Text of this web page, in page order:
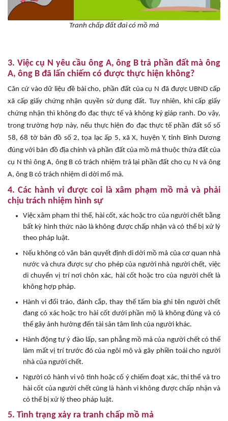
Tranh chấp đất đai có mồ mả
3. Việc cụ N yêu cầu ông A, ông B trả phần đất mà ông
A, ông B đã lấn chiếm có được thực hiện không?
Căn cứ vào dữ liệu đề bài cho, phần đất của cụ N đã được UBND cấp
xã cấp giấy chứng nhận quyền sử dụng đất. Tuy nhiên, khi cấp giấy
chứng nhận thì không đo đạc thực tế và không ký giáp ranh. Do vậy,
trong trường hợp này, nếu thực hiện đo đạc thực tế phần đất số số
58, 68 tờ bản đồ số 2, tọa lạc ấp 5, xã X, huyện Y, tỉnh Bình Dương
đúng với bản đồ địa chính và phần đất của mồ mả thuộc thửa đất của
cụ N thì ông A, ông B có trách nhiệm trả lại phần đất cho cụ N và ông
A, ông B có trách nhiệm di dời mổ mả.
4. Các hành vi được coi là xâm phạm mồ mả và phải
chịu trách nhiệm hình sự
Việc xâm phạm thi thể, hài cốt, xác hoặc tro của người chết bằng
bất kỳ hình thức nào là không được chấp nhận và có thể bị xử lý
theo pháp luật.
Nếu không có văn bản quyết định di dời mồ mả của cơ quan nhà
nước và chưa được sự cho phép của người nhà người chết, việc
di chuyển vị trí nơi chôn xác, hài cốt hoặc tro của người chết là
không hợp pháp.
Hành vi đổi tráo, đánh cắp, thay thế tấm bia ghi tên người chết
đang có xác hoặc tro hài cốt dưới phần mộ là không đúng và có
thể gây ảnh hưởng đến tài sản tâm linh của người khác.
Hành động tự ý đào lấp, san phẳng mồ mả của người chết có thể
làm mất vị trí trước đó của ngôi mộ và gây phiền toái cho người
nhà của người chết.
Người có hành vi vô tình hoặc cố ý chiếm đoạt xác, thi thể và tro
hài cốt của người chết cũng là hành vi không được chấp nhận và
có thể bị xử lý theo pháp luật.
5. Tình trạng xảy ra tranh chấp mồ mả